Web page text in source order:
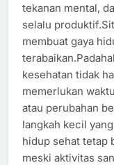
tekanan mental,
selalu
membuat gaya
kesehatan tidak
memerlukan
atau perubahan
langkah kecil
hidup sehat tetap
meski aktivitas